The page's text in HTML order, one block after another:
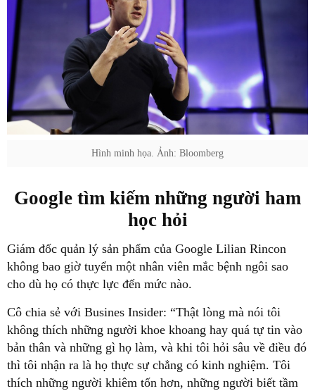
Hình minh họa. Ảnh: Bloomberg
Google tìm kiếm những người ham
học hỏi
Giám đốc quản lý sản phẩm của Google Lilian Rincon
không bao giờ tuyển một nhân viên mắc bệnh ngôi sao
cho dù họ có thực lực đến mức nào.
Cô chia sẻ với Busines Insider: “Thật lòng mà nói tôi
không thích những người khoe khoang hay quá tự tin vào
bản thân và những gì họ làm, và khi tôi hỏi sâu về điều đó
thì tôi nhận ra là họ thực sự chẳng có kinh nghiệm. Tôi
thích những người khiêm tốn hơn, những người biết tầm